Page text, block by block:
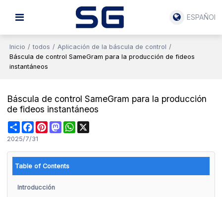
ESPAÑOL
Inicio / todos / Aplicación de la báscula de control /
Báscula de control SameGram para la producción de fideos
instantáneos
Báscula de control SameGram para la producción
de fideos instantáneos
ShareFacebookPinterestMastodonWhatsApp
2025/7/31
Table of Contents
Introducción